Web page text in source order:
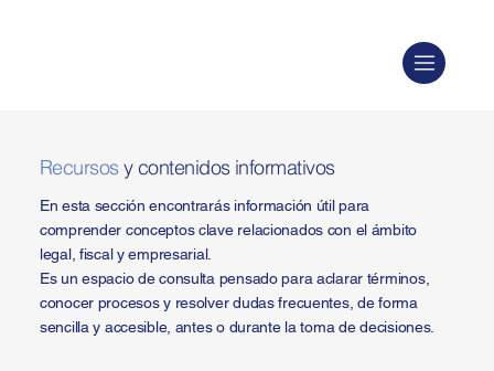
Recursosy contenidos informativos
En esta sección encontrarás información útil para
comprender conceptos clave relacionados con el ámbito
legal, fiscal y empresarial.
Es un espacio de consulta pensado para aclarar términos,
conocer procesos y resolver dudas frecuentes, de forma
sencilla y accesible, antes o durante la toma de decisiones.